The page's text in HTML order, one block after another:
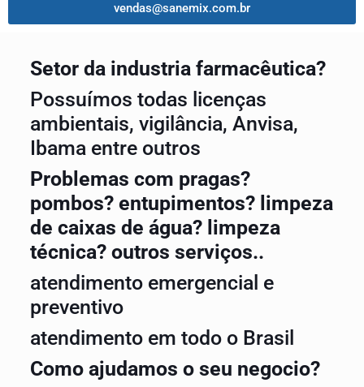
vendas@sanemix.com.br
Setor da industria farmacêutica?
Possuímos todas licenças
ambientais, vigilância, Anvisa,
Ibama entre outros
Problemas com pragas?
pombos? entupimentos? limpeza
de caixas de água? limpeza
técnica? outros serviços..
atendimento emergencial e
preventivo
atendimento em todo o Brasil
Como ajudamos o seu negocio?